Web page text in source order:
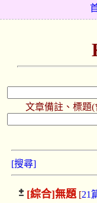
文章備註、標題(
[搜尋]
[綜合]無題[21